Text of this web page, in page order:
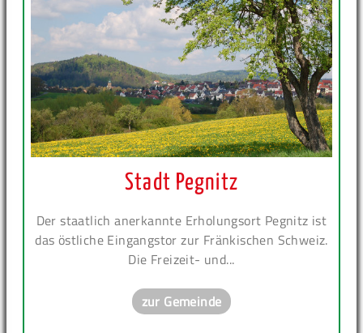
Stadt Pegnitz
Der staatlich anerkannte Erholungsort Pegnitz ist
das östliche Eingangstor zur Fränkischen Schweiz.
Die Freizeit- und...
zur Gemeinde